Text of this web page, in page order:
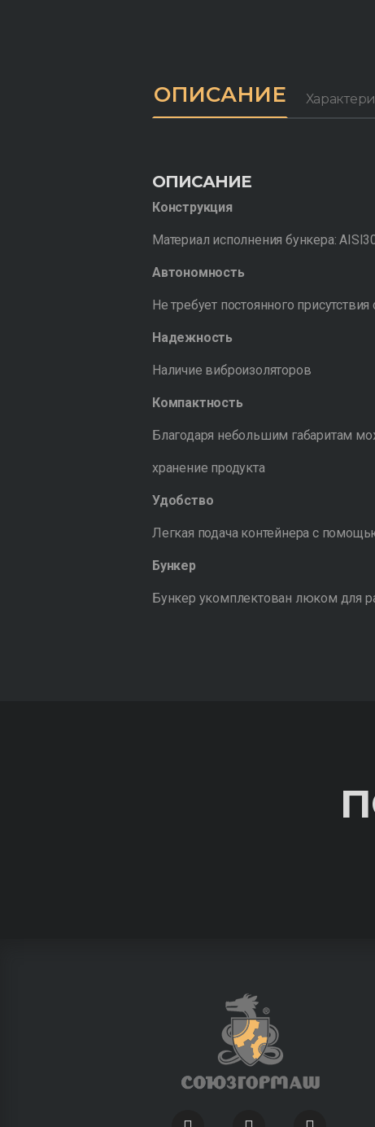
ОПИСАНИЕ
ОПИСАНИЕ
Конструкция
Материал исполнения бункера:
Автономность
Не требует постоянного присутствия
Надежность
Наличие виброизоляторов
Компактность
Благодаря небольшим габаритам
хранение продукта
Удобство
Легкая подача контейнера с
Бункер
Бункер укомплектован люком для